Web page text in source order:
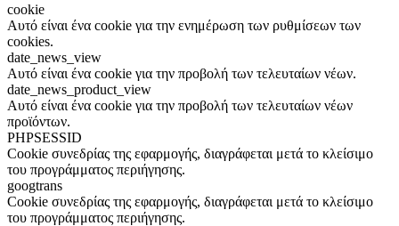
cookie
Αυτό είναι ένα cookie για την ενημέρωση των ρυθμίσεων των
cookies.
date_news_view
Αυτό είναι ένα cookie για την προβολή των τελευταίων νέων.
date_news_product_view
Αυτό είναι ένα cookie για την προβολή των τελευταίων νέων
προϊόντων.
PHPSESSID
Cookie συνεδρίας της εφαρμογής, διαγράφεται μετά το κλείσιμο
του προγράμματος περιήγησης.
googtrans
Cookie συνεδρίας της εφαρμογής, διαγράφεται μετά το κλείσιμο
του προγράμματος περιήγησης.